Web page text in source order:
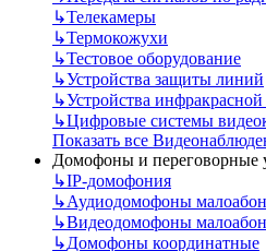
↳Телекамеры
↳Термокожухи
↳Тестовое оборудование
↳Устройства защиты линий
↳Устройства инфракрасной
↳Цифровые системы
Показать все
Домофоны и переговорные
↳IP-домофония
↳Аудиодомофоны
↳Видеодомофоны
↳Домофоны координатные